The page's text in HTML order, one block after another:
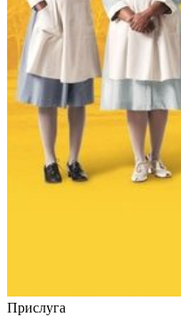
Прислуга